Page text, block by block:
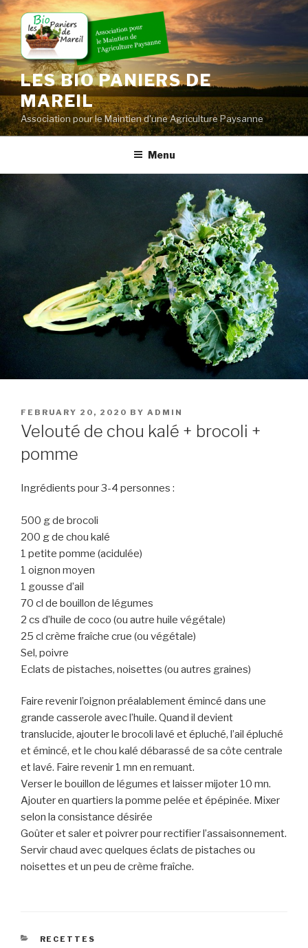
Skip
to
content
LES BIO PANIERS DE
MAREIL
Association pour le Maintien d'une Agriculture Paysanne
Menu
POSTED
ON
FEBRUARY 20, 2020 BY ADMIN
Velouté de chou kalé + brocoli +
pomme
Ingrédients pour 3-4 personnes :
500 g de brocoli
200 g de chou kalé
1 petite pomme (acidulée)
1 oignon moyen
1 gousse d’ail
70 cl de bouillon de légumes
2 cs d’huile de coco (ou autre huile végétale)
25 cl crème fraîche crue (ou végétale)
Sel, poivre
Eclats de pistaches, noisettes (ou autres graines)
Faire revenir l’oignon préalablement émincé dans une
grande casserole avec l’huile. Quand il devient
translucide, ajouter le brocoli lavé et épluché, l’ail épluché
et émincé, et le chou kalé débarassé de sa côte centrale
et lavé. Faire revenir 1 mn en remuant.
Verser le bouillon de légumes et laisser mijoter 10 mn.
Ajouter en quartiers la pomme pelée et épépinée. Mixer
selon la consistance désirée
Goûter et saler et poivrer pour rectifier l’assaisonnement.
Servir chaud avec quelques éclats de pistaches ou
noisettes et un peu de crème fraîche.
CATEGORIES
RECETTES